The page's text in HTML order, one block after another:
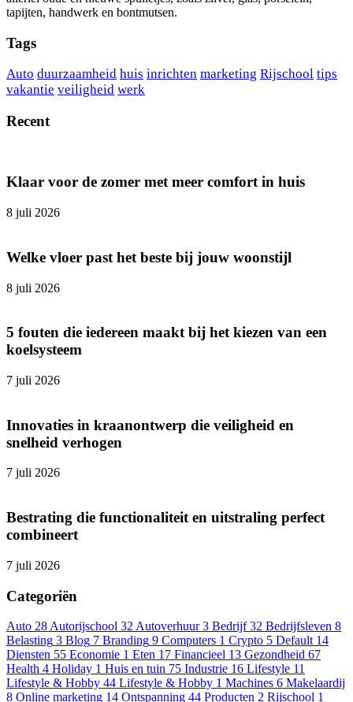
tapijten, handwerk en bontmutsen.
Tags
Auto duurzaamheid huis inrichten marketing Rijschool tips
vakantie veiligheid werk
Recent
Klaar voor de zomer met meer comfort in huis
8 juli 2026
Welke vloer past het beste bij jouw woonstijl
8 juli 2026
5 fouten die iedereen maakt bij het kiezen van een
koelsysteem
7 juli 2026
Innovaties in kraanontwerp die veiligheid en
snelheid verhogen
7 juli 2026
Bestrating die functionaliteit en uitstraling perfect
combineert
7 juli 2026
Categoriën
Auto 28 Autorijschool 32 Autoverhuur 3 Bedrijf 32 Bedrijfsleven 8
Belasting 3 Blog 7 Branding 9 Computers 1 Crypto 5 Default 14
Diensten 55 Economie 1 Eten 17 Financieel 13 Gezondheid 67
Health 4 Holiday 1 Huis en tuin 75 Industrie 16 Lifestyle 11
Lifestyle & Hobby 44 Lifestyle & Hobby 1 Machines 6 Makelaardij
8 Online marketing 14 Ontspanning 44 Producten 2 Rijschool 1